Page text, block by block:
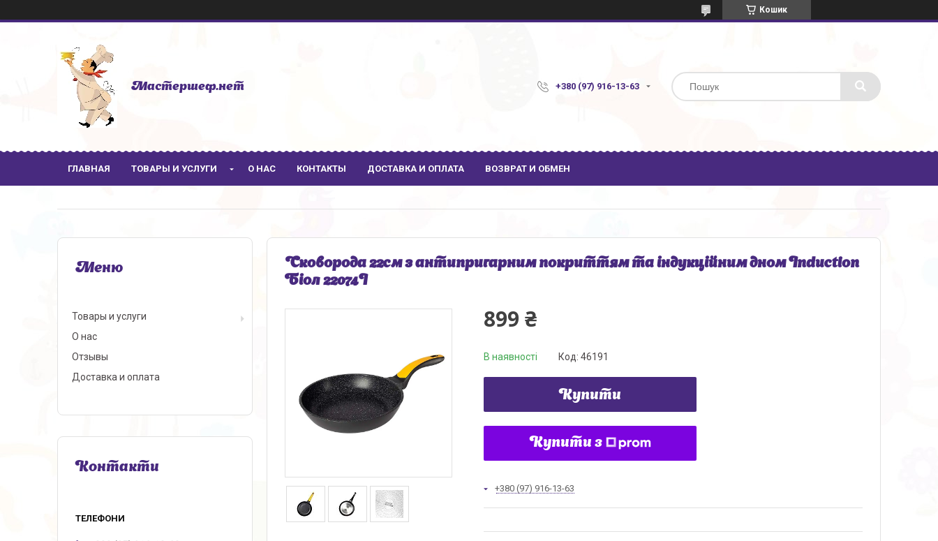
Кошик
Мастершеф.нет +380 (97) 916-13-63
ГЛАВНАЯ ТОВАРЫ И УСЛУГИ О НАС КОНТАКТЫ ДОСТАВКА И ОПЛАТА ВОЗВРАТ И ОБМЕН
Сковорода 22см з антипригарним покриттям та індукційним дном Induction
Біол 22074I
899 ₴
В наявності Код: 46191
Купити
Купити з
+380 (97) 916-13-63
Товары и услуги
О нас
Отзывы
Доставка и оплата
Контакти